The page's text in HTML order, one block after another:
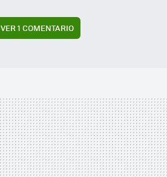
VER1 COMENTARIO